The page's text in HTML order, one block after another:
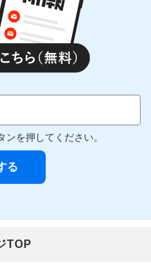
を押してください。
TOP